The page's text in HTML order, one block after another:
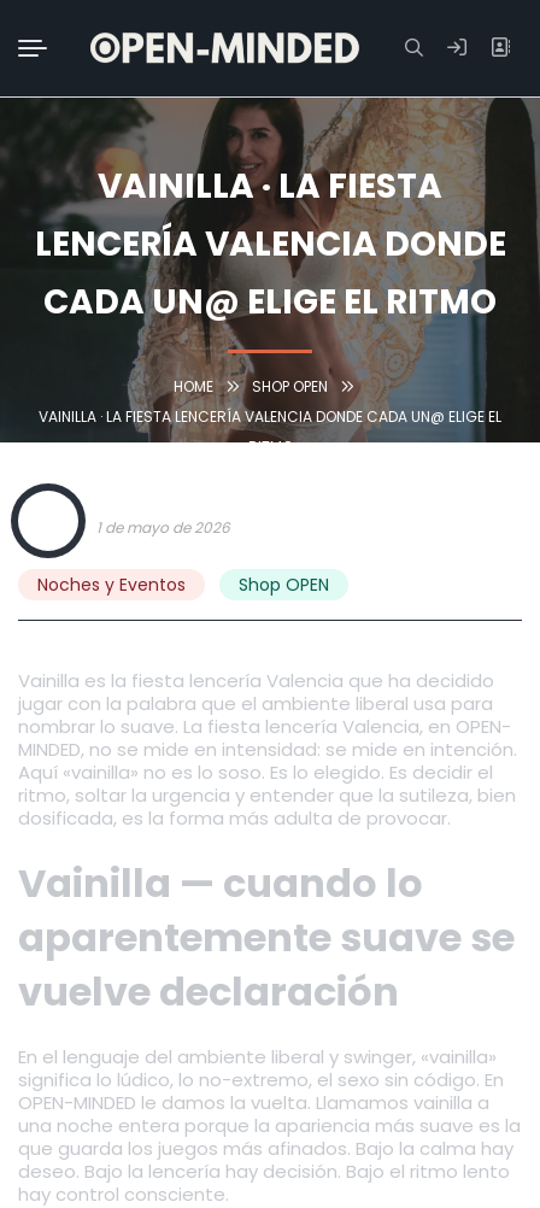
Buscar:
VAINILLA · LA FIESTA
LENCERÍA VALENCIA DONDE
CADA UN@ ELIGE EL RITMO
HOME
SHOP OPEN
VAINILLA · LA FIESTA LENCERÍA VALENCIA DONDE CADA UN@ ELIGE EL
RITMO
1 de mayo de 2026
Noches y Eventos Shop OPEN
Vainilla es la fiesta lencería Valencia que ha decidido
jugar con la palabra que el ambiente liberal usa para
nombrar lo suave. La fiesta lencería Valencia, en OPEN-
MINDED, no se mide en intensidad: se mide en intención.
Aquí «vainilla» no es lo soso. Es lo elegido. Es decidir el
ritmo, soltar la urgencia y entender que la sutileza, bien
dosificada, es la forma más adulta de provocar.
Vainilla — cuando lo
aparentemente suave se
vuelve declaración
En el lenguaje del ambiente liberal y swinger, «vainilla»
significa lo lúdico, lo no-extremo, el sexo sin código. En
OPEN-MINDED le damos la vuelta. Llamamos vainilla a
una noche entera porque la apariencia más suave es la
que guarda los juegos más afinados. Bajo la calma hay
deseo. Bajo la lencería hay decisión. Bajo el ritmo lento
hay control consciente.